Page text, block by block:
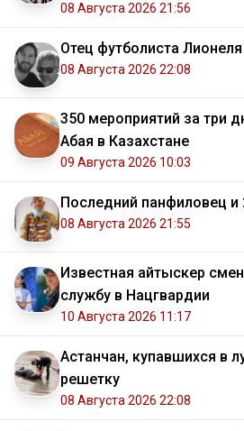
08 Августа 2026 21:56
Отец футболиста
08 Августа 2026 22:08
350 мероприятий за три
Абая в Казахстане
09 Августа 2026 10:03
Последний панфиловец и
08 Августа 2026 21:55
Известная айтыскер
службу в Нацгвардии
10 Августа 2026 11:17
Астанчан, купавшихся в
решетку
08 Августа 2026 22:08